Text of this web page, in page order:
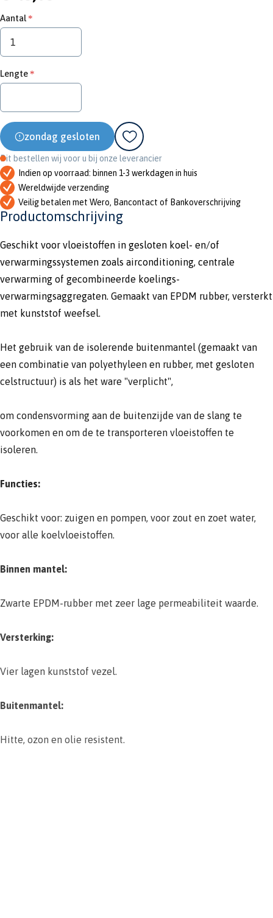
Aantal
Lengte
zondag gesloten
Dit bestellen wij voor u bij onze leverancier
Indien op voorraad: binnen 1-3 werkdagen in huis
Wereldwijde verzending
Veilig betalen met Wero, Bancontact of Bankoverschrijving
Productomschrijving
Geschikt voor vloeistoffen in gesloten koel- en/of
verwarmingssystemen zoals airconditioning, centrale
verwarming of gecombineerde koelings-
verwarmingsaggregaten. Gemaakt van EPDM rubber, versterkt
met kunststof weefsel.
Het gebruik van de isolerende buitenmantel (gemaakt van
een combinatie van polyethyleen en rubber, met gesloten
celstructuur) is als het ware "verplicht",
om condensvorming aan de buitenzijde van de slang te
voorkomen en om de te transporteren vloeistoffen te
isoleren.
Functies:
Geschikt voor: zuigen en pompen, voor zout en zoet water,
voor alle koelvloeistoffen.
Binnen mantel:
Zwarte EPDM-rubber met zeer lage permeabiliteit waarde.
Versterking:
Vier lagen kunststof vezel.
Buitenmantel:
Hitte, ozon en olie resistent.